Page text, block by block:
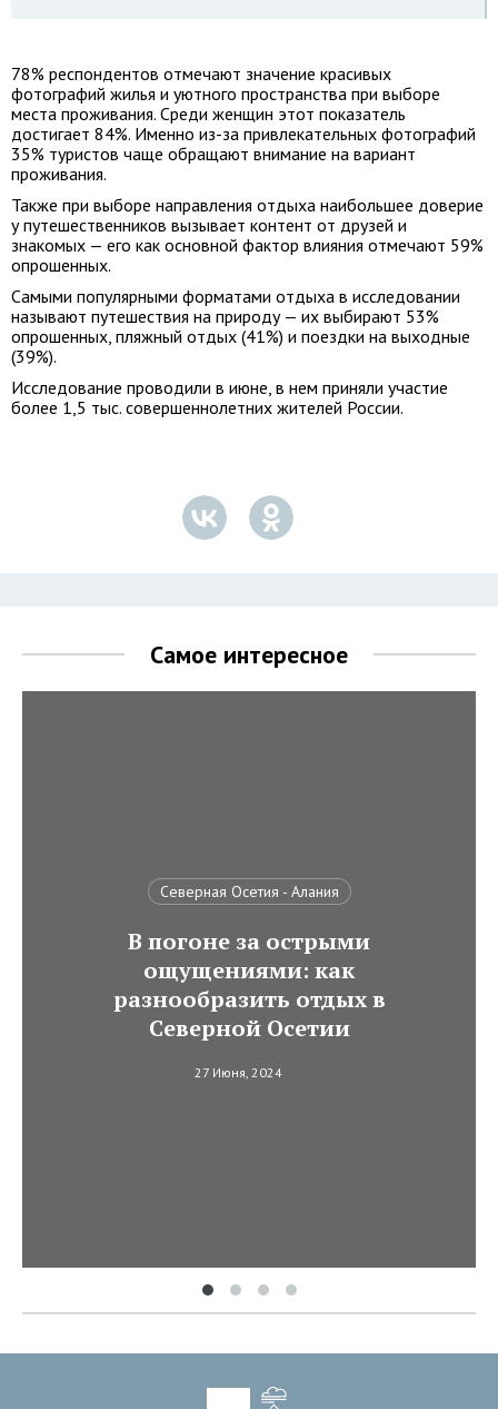
78% респондентов отмечают значение красивых
фотографий жилья и уютного пространства при выборе
места проживания. Среди женщин этот показатель
достигает 84%. Именно из-за привлекательных фотографий
35% туристов чаще обращают внимание на вариант
проживания.
Также при выборе направления отдыха наибольшее доверие
у путешественников вызывает контент от друзей и
знакомых — его как основной фактор влияния отмечают 59%
опрошенных.
Самыми популярными форматами отдыха в исследовании
называют путешествия на природу — их выбирают 53%
опрошенных, пляжный отдых (41%) и поездки на выходные
(39%).
Исследование проводили в июне, в нем приняли участие
более 1,5 тыс. совершеннолетних жителей России.
Самое интересное
Северная Осетия - Алания
В погоне за острыми
ощущениями: как
разнообразить отдых в
Северной Осетии
27 Июня, 2024